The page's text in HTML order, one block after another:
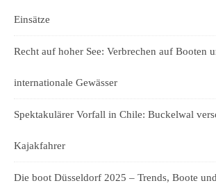
Einsätze
Recht auf hoher See: Verbrechen auf Booten
internationale Gewässer
Spektakulärer Vorfall in Chile: Buckelwal
Kajakfahrer
Die boot Düsseldorf 2025 – Trends, Boote